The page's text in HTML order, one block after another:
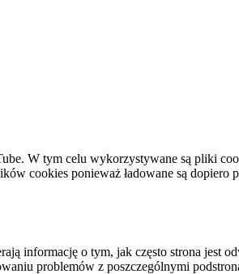
W tym celu wykorzystywane są pliki
cookies ponieważ ładowane są
informację o tym, jak często strona jest
problemów z poszczególnymi